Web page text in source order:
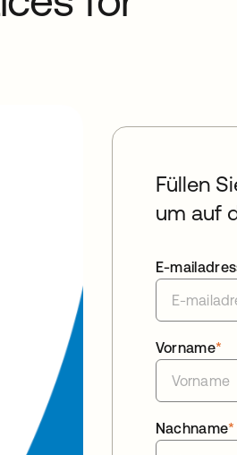
Füllen
um auf
E-
*
Vorname
*
Nachname